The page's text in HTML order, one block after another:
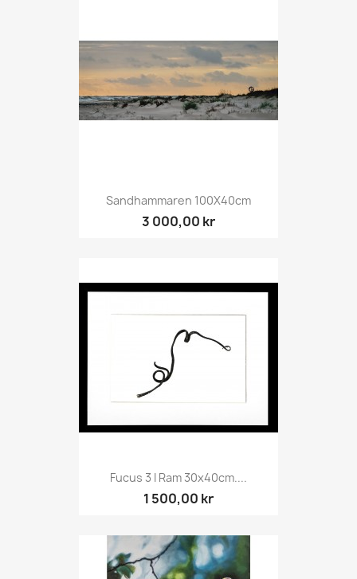
Sandhammaren 100X40cm
3 000,00 kr
Fucus 3 I Ram 30x40cm....
1 500,00 kr